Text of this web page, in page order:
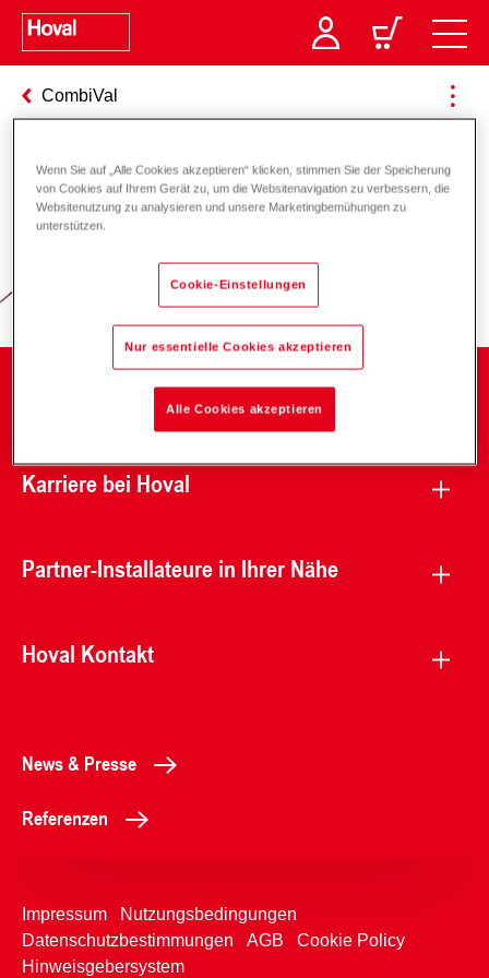
CombiVal
Verantwortung für Energie und
Karriere bei Hoval
Partner-Installateure in Ihrer Nähe
Hoval Kontakt
News & Presse
Referenzen
Impressum
Nutzungsbedingungen
Datenschutzbestimmungen
AGB
Cookie Policy
Hinweisgebersystem
Wenn Sie auf „Alle Cookies akzeptieren“ klicken, stimmen Sie der Speicherung
von Cookies auf Ihrem Gerät zu, um die Websitenavigation zu verbessern, die
Websitenutzung zu analysieren und unsere Marketingbemühungen zu
unterstützen.
Cookie-Einstellungen
Nur essentielle Cookies akzeptieren
Alle Cookies akzeptieren